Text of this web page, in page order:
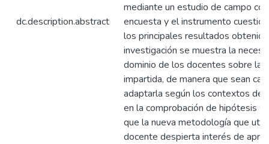
dc.description.abstract
mediante un estudio de campo
encuesta y el instrumento
los principales resultados
investigación se muestra la
dominio de los docentes sobre la
impartida, de manera que sean
adaptarla según los contextos de
en la comprobación de hipótesis
que la nueva metodología que
docente despierta interés de